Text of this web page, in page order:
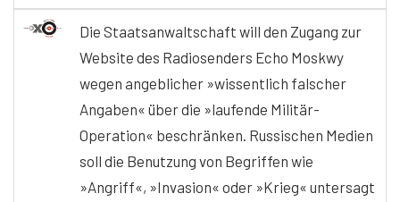
Die Staatsanwaltschaft will den Zugang zur
Website des Radiosenders Echo Moskwy
wegen angeblicher »wissentlich falscher
Angaben« über die »laufende Militär-
Operation« beschränken. Russischen Medien
soll die Benutzung von Begriffen wie
»Angriff«, »Invasion« oder »Krieg« untersagt